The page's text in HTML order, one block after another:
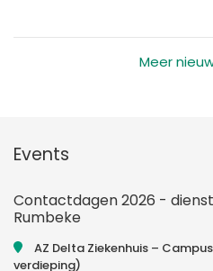
Meer
Events
Contactdagen 2026 -
Rumbeke
AZ Delta Ziekenhuis –
verdieping)